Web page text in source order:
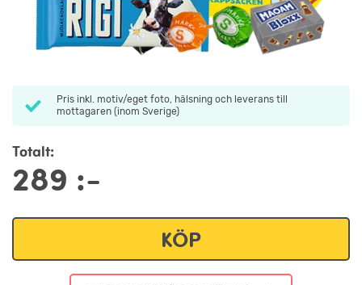
Pris inkl. motiv/eget foto, hälsning och leverans till
mottagaren (inom Sverige)
Totalt:
289 :-
KÖP